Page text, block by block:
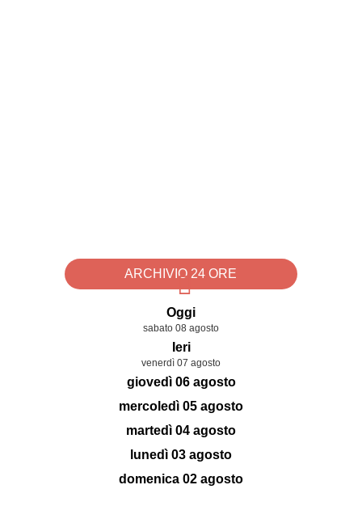
ARCHIVIO 24 ORE
Oggi
sabato 08 agosto
Ieri
venerdì 07 agosto
giovedì 06 agosto
mercoledì 05 agosto
martedì 04 agosto
lunedì 03 agosto
domenica 02 agosto